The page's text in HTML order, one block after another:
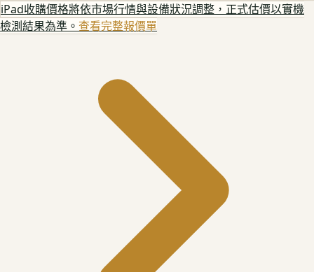
iPad收購價格將依市場行情與設備狀況調整，正式估價以實機
檢測結果為準。 查看完整報價單